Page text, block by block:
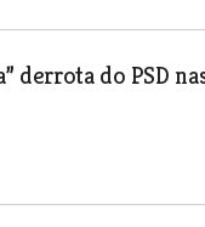
derrota do PSD